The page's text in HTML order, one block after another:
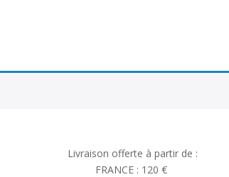
Livraison offerte à partir de :
FRANCE : 120 €